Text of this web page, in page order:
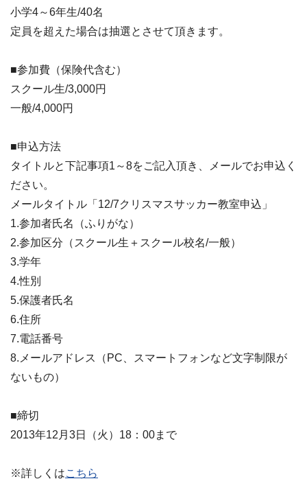
小学4～6年生/40名
定員を超えた場合は抽選とさせて頂きます。
■参加費（保険代含む）
スクール生/3,000円
一般/4,000円
■申込方法
タイトルと下記事項1～8をご記入頂き、メールでお申込く
ださい。
メールタイトル「12/7クリスマスサッカー教室申込」
1.参加者氏名（ふりがな）
2.参加区分（スクール生＋スクール校名/一般）
3.学年
4.性別
5.保護者氏名
6.住所
7.電話番号
8.メールアドレス（PC、スマートフォンなど文字制限が
ないもの）
■締切
2013年12月3日（火）18：00まで
※詳しくはこちら